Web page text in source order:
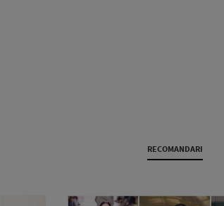
RECOMANDARI